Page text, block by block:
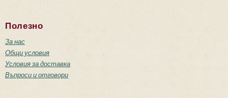
Полезно
За нас
Общи условия
Условия за доставка
Въпроси и отговори